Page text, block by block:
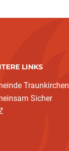
LINKS
Traunkirchen
Sicher